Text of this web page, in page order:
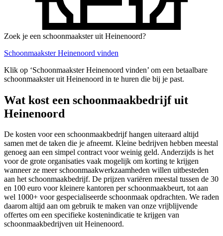
Zoek je een schoonmaakster uit Heinenoord?
Schoonmaakster Heinenoord vinden
Klik op ‘Schoonmaakster Heinenoord vinden’ om een betaalbare
schoonmaakster uit Heinenoord in te huren die bij je past.
Wat kost een schoonmaakbedrijf uit
Heinenoord
De kosten voor een schoonmaakbedrijf hangen uiteraard altijd
samen met de taken die je afneemt. Kleine bedrijven hebben meestal
genoeg aan een simpel contract voor weinig geld. Anderzijds is het
voor de grote organisaties vaak mogelijk om korting te krijgen
wanneer ze meer schoonmaakwerkzaamheden willen uitbesteden
aan het schoonmaakbedrijf. De prijzen variëren meestal tussen de 30
en 100 euro voor kleinere kantoren per schoonmaakbeurt, tot aan
wel 1000+ voor gespecialiseerde schoonmaak opdrachten. We raden
daarom altijd aan om gebruik te maken van onze vrijblijvende
offertes om een specifieke kostenindicatie te krijgen van
schoonmaakbedrijven uit Heinenoord.